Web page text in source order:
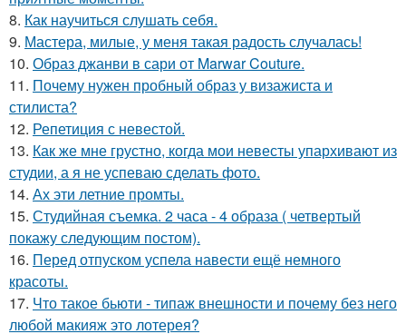
8. Как научиться слушать себя.
9. Мастера, милые, у меня такая радость случалась!
10. Образ джанви в сари от Marwar Couture.
11. Почему нужен пробный образ у визажиста и
стилиста?
12. Репетиция с невестой.
13. Как же мне грустно, когда мои невесты упархивают из
студии, а я не успеваю сделать фото.
14. Ах эти летние промты.
15. Студийная съемка. 2 часа - 4 образа ( четвертый
покажу следующим постом).
16. Перед отпуском успела навести ещё немного
красоты.
17. Что такое бьюти - типаж внешности и почему без него
любой макияж это лотерея?